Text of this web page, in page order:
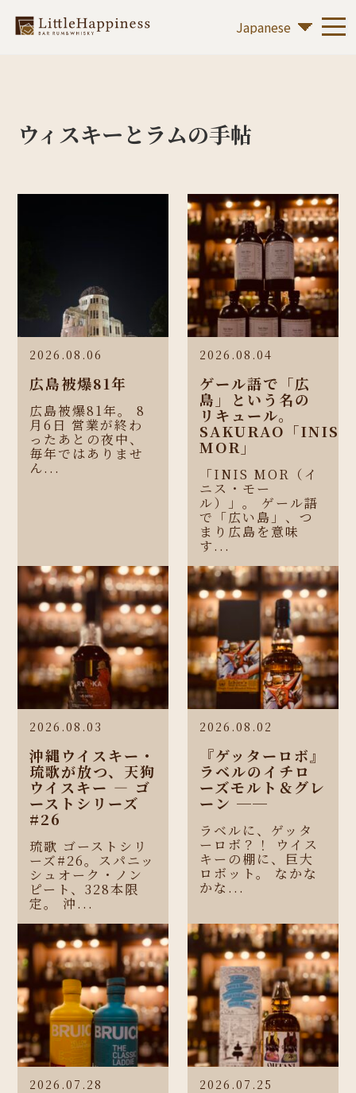
ウィスキーとラムの手帖
2026.08.06
広島被爆81年
広島被爆81年。 8
月6日 営業が終わ
ったあとの夜中、
毎年ではありませ
ん...
2026.08.04
ゲール語で「広
島」という名の
リキュール。
SAKURAO「INIS
MOR」
「INIS MOR（イ
ニス・モー
ル）」。 ゲール語
で「広い島」、つ
まり広島を意味
す...
2026.08.03
沖縄ウイスキー・
琉歌が放つ、天狗
ウイスキー ― ゴ
ーストシリーズ
#26
琉歌 ゴーストシリ
ーズ#26。スパニッ
シュオーク・ノン
ピート、328本限
定。 沖...
2026.08.02
『ゲッターロボ』
ラベルのイチロ
ーズモルト＆グレ
ーン ──
ラベルに、ゲッタ
ーロボ？！ ウイス
キーの棚に、巨大
ロボット。 なかな
かな...
2026.07.28 2026.07.25